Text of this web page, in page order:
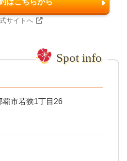
はこちらから
サイトへ
覇市若狭1丁目26